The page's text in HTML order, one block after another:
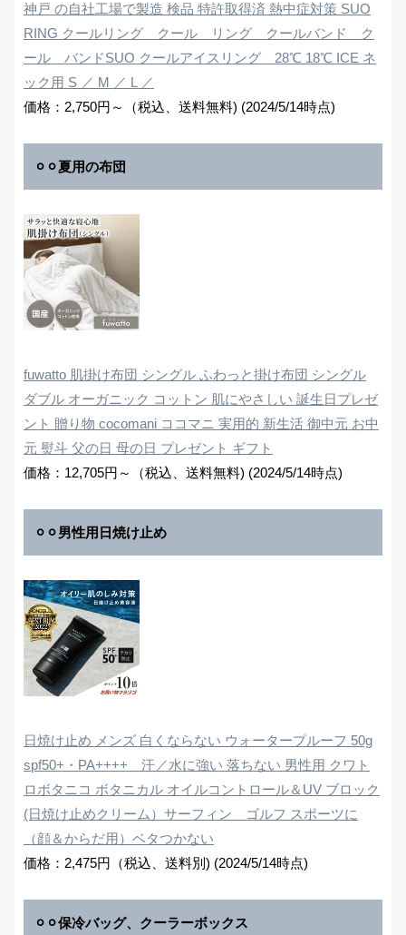
神戸 の自社工場で製造 検品 特許取得済 熱中症対策 SUO
RING クールリング クール リング クールバンド ク
ール バンドSUO クールアイスリング 28℃ 18℃ ICE ネ
ック用 S ／ M ／ L ／
価格：2,750円～（税込、送料無料) (2024/5/14時点)
⚪︎⚪︎夏用の布団
fuwatto 肌掛け布団 シングル ふわっと掛け布団 シングル
ダブル オーガニック コットン 肌にやさしい 誕生日プレゼ
ント 贈り物 cocomani ココマニ 実用的 新生活 御中元 お中
元 熨斗 父の日 母の日 プレゼント ギフト
価格：12,705円～（税込、送料無料) (2024/5/14時点)
⚪︎⚪︎男性用日焼け止め
日焼け止め メンズ 白くならない ウォータープルーフ 50g
spf50+・PA++++ 汗／水に強い 落ちない 男性用 クワト
ロボタニコ ボタニカル オイルコントロール＆UV ブロック
(日焼け止めクリーム）サーフィン ゴルフ スポーツに
（顔＆からだ用）ベタつかない
価格：2,475円（税込、送料別) (2024/5/14時点)
⚪︎⚪︎保冷バッグ、クーラーボックス